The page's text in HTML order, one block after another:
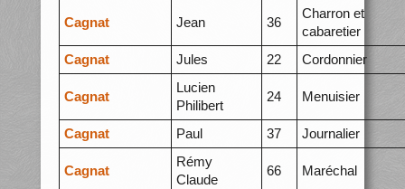
Cagnat Jean 36
Charron et
cabaretier
Cagnat
Jules 22 Cordonnier
Cagnat
Lucien
Philibert
24 Menuisier
Cagnat Paul 37 Journalier
Cagnat
Rémy
Claude
66 Maréchal